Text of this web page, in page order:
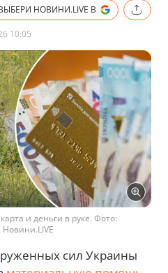
НОВИНИ.LIVE В
10:05
и деньги в руке. Фото:
сил Украины